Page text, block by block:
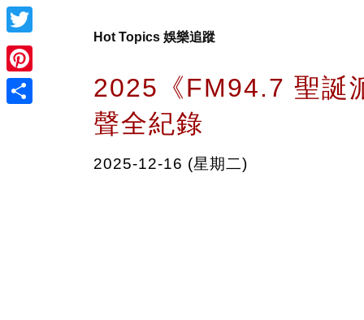
Facebook
Twitter
Pinterest
Hot Topics 娛樂追蹤
2025《FM94.7 聖誕
聲全紀錄
2025-12-16 (星期二)